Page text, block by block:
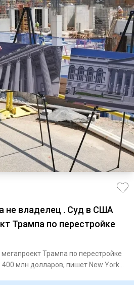
не владелец . Суд в США
Трампа по перестройке
Трампа по перестройке
млн долларов, пишет New York